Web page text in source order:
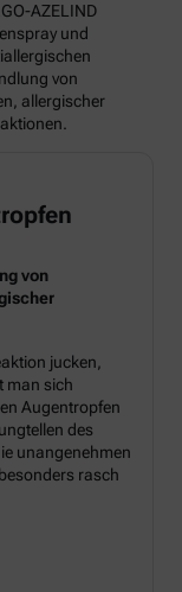
AZELIND
und
von
allergischer
von
jucken,
man sich
Augentropfen
des
unangenehmen
rasch